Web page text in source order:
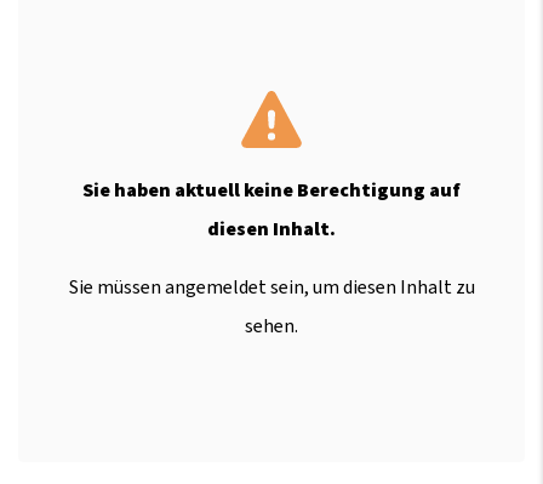
Sie haben aktuell keine Berechtigung auf
diesen Inhalt.
Sie müssen angemeldet sein, um diesen Inhalt zu
sehen.